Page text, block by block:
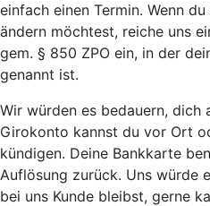
einfach einen Termin. Wenn
ändern möchtest, reiche uns
gem. § 850 ZPO ein, in der
genannt ist.
Wir würden es bedauern, dich
Girokonto kannst du vor Ort
kündigen. Deine Bankkarte
Auflösung zurück. Uns würde
bei uns Kunde bleibst, gerne